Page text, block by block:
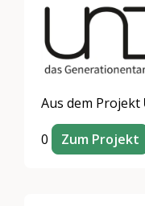
Aus dem Projekt
0 Zum Projekt